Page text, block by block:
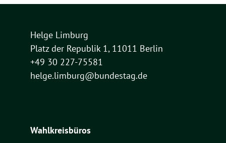
Helge Limburg
Platz der Republik 1, 11011 Berlin
+49 30 227-75581
helge.limburg@bundestag.de
Wahlkreisbüros